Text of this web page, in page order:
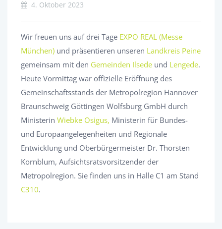
4. Oktober 2023
Wir freuen uns auf drei Tage EXPO REAL (Messe
München) und präsentieren unseren Landkreis Peine
gemeinsam mit den Gemeinden Ilsede und Lengede.
Heute Vormittag war offizielle Eröffnung des
Gemeinschaftsstands der Metropolregion Hannover
Braunschweig Göttingen Wolfsburg GmbH durch
Ministerin Wiebke Osigus, Ministerin für Bundes-
und Europaangelegenheiten und Regionale
Entwicklung und Oberbürgermeister Dr. Thorsten
Kornblum, Aufsichtsratsvorsitzender der
Metropolregion. Sie finden uns in Halle C1 am Stand
C310.